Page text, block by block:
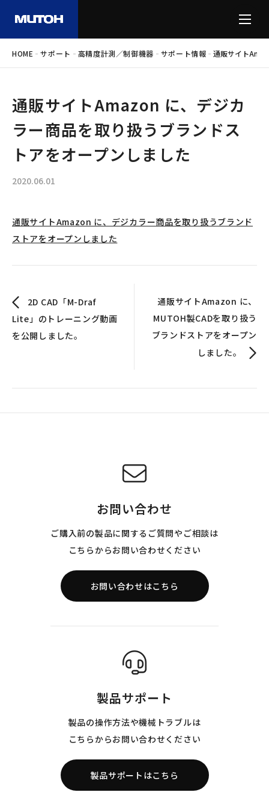
HOME -サポート - 高精度計測／制御機器 - サポート情報 -通販サイト
通販サイトAmazon に、デジカ
ラー商品を取り扱うブランドス
トアをオープンしました
2020.06.01
通販サイトAmazon に、デジカラー商品を取り扱うブランド
ストアをオープンしました
2D CAD「M-Draf
Lite」のトレーニング動画
を公開しました。
通販サイトAmazon に、
MUTOH製CADを取り扱う
ブランドストアをオープン
しました。
お問い合わせ
ご購入前の製品に関するご質問やご相談は
こちらからお問い合わせください
お問い合わせはこちら
製品サポート
製品の操作方法や機械トラブルは
こちらからお問い合わせください
製品サポートはこちら